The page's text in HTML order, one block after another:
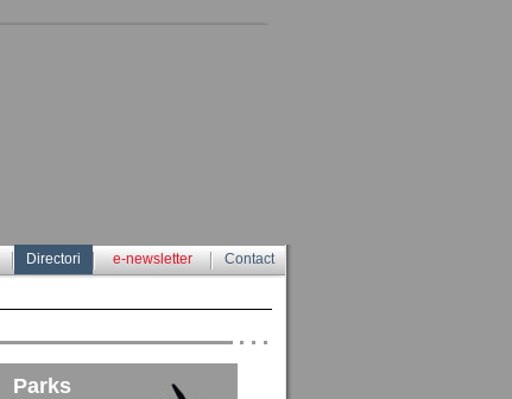
Contact
e-newsletter
Directori
Parks